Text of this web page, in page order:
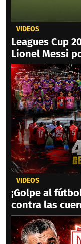
VIDEOS
Leagues Cup
Lionel Messi
VIDEOS
¡Golpe al
contra las